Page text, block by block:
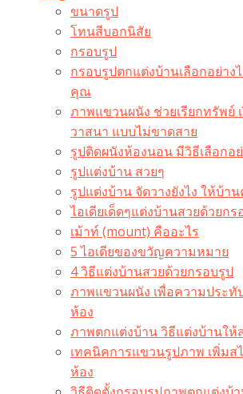
ขนาดรูป
โทนสีบอกนิสัย
กรอบรูป
กรอบรูปตกแต่งบ้านเลือกอย่าง
คุณ
ภาพแขวนผนัง ช่วยเรียกทรัพย์
วาสนา แบบไม่ขาดสาย
รูปติดผนังห้องนอน มีวิธีเลือกอ
รูปแต่งบ้าน สวยๆ
รูปแต่งบ้าน จัดวางยังไง ให้บ้
ไอเดียเด็ดๆแต่งบ้านสวยด้วยกร
เม้าท์ (mount) คืออะไร​
5 ไอเดียของขวัญความหมาย
4 วิธีแต่งบ้านสวยด้วยกรอบรูป
ภาพแขวนผนัง เพื่อความประทั
ห้อง
ภาพตกแต่งบ้าน วิธีแต่งบ้านให้
เทคนิคการแขวนรูปภาพ เพิ่มส
ห้อง